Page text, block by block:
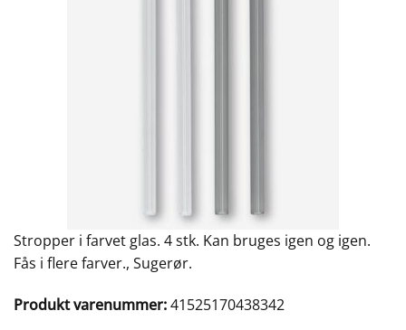
Stropper i farvet glas. 4 stk. Kan bruges igen og igen.
Fås i flere farver., Sugerør.
Produkt varenummer:41525170438342